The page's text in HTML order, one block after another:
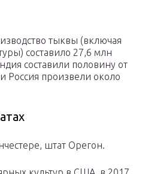
тыквы (включая
составило 27,6 млн
составили половину от
Россия произвели около
штат Орегон.